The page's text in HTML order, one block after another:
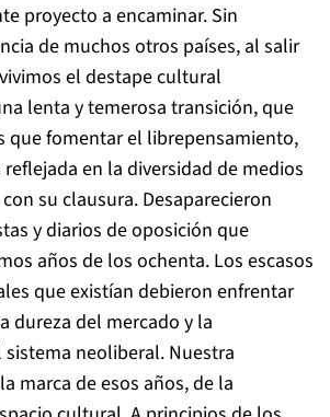
proyecto a encaminar. Sin
de muchos otros países, al salir
el destape cultural
lenta y temerosa transición, que
que fomentar el librepensamiento,
en la diversidad de medios
su clausura. Desaparecieron
y diarios de oposición que
años de los ochenta. Los escasos
que existían debieron enfrentar
dureza del mercado y la
neoliberal. Nuestra
marca de esos años, de la